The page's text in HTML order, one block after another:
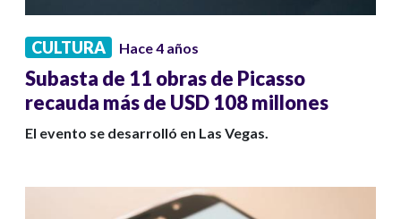
CULTURA Hace 4 años
Subasta de 11 obras de Picasso
recauda más de USD 108 millones
El evento se desarrolló en Las Vegas.